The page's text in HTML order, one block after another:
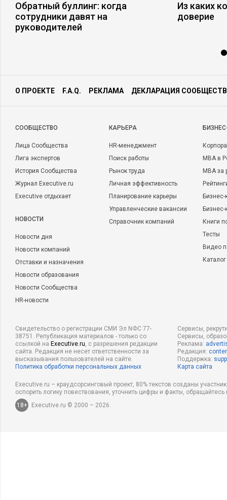
Обратный буллинг: когда
сотрудники давят на
руководителей
Из каких
доверие
О ПРОЕКТЕ F.A.Q. РЕКЛАМА ДЕКЛАРАЦИЯ
CООБЩЕСТВО
Лица Сообщества
Лига экспертов
История Сообщества
Журнал Executive.ru
Executive отдыхает
НОВОСТИ
Новости дня
Новости компаний
Отставки и назначения
Новости образования
Новости Сообщества
HR-новости
КАРЬЕРА
HR-менеджмент
Поиск работы
Рынок труда
Личная эффективность
Планирование карьеры
Управленческие вакансии
Справочник компаний
MBA в
MBA
Бизнес-
Книги
Тесты
Видео
Свидетельство о регистрации СМИ Эл NФС 77-
38751. Републикация материалов - только со
ссылкой на Executive.ru, с разрешения редакции
сайта. Редакция не несет ответственности за
высказывания пользователей на сайте.
Политика обработки персональных данных
Сервисы,
Сервисы,
Реклама:
Редакция:
Поддержка:
Карта сайта
Executive.ru – краудсорсинговый проект, 80% текстов созданы
оспорить логику повествования, уточнить цифры и факты,
18+
Executive.ru © 2000 – 2026.